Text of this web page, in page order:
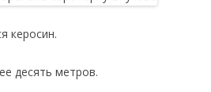
керосин.
десять метров.